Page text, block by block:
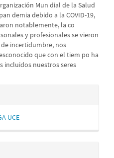
Mun dial de la Salud
demia debido a la COVID-19,
notablemente, la co
y profesionales se vieron
incertidumbre, nos
que con el tiem po ha
incluidos nuestros seres
UCE